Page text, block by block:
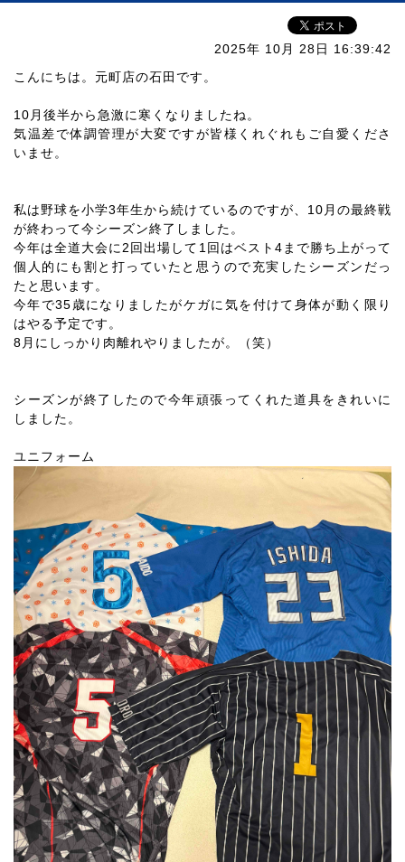
2025年 10月 28日 16:39:42
こんにちは。元町店の石田です。
10月後半から急激に寒くなりましたね。
気温差で体調管理が大変ですが皆様くれぐれもご自愛くださ
いませ。
私は野球を小学3年生から続けているのですが、10月の最終戦
が終わって今シーズン終了しました。
今年は全道大会に2回出場して1回はベスト4まで勝ち上がって
個人的にも割と打っていたと思うので充実したシーズンだっ
たと思います。
今年で35歳になりましたがケガに気を付けて身体が動く限り
はやる予定です。
8月にしっかり肉離れやりましたが。（笑）
シーズンが終了したので今年頑張ってくれた道具をきれいに
しました。
ユニフォーム